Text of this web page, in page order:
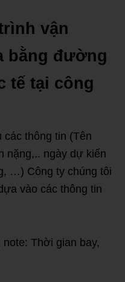
vận
bằng đường
tế tại công
thông tin (Tên
nặng,.. ngày dự kiến
…) Công ty chúng tôi
vào các thông tin
Thời gian bay,